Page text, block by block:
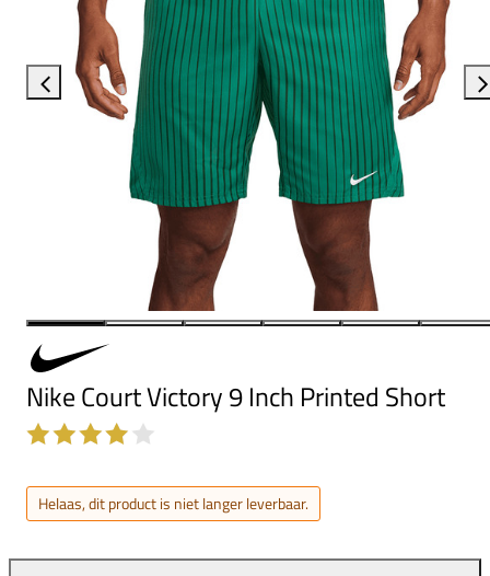
Nike Court Victory 9 Inch Printed Short
Helaas, dit product is niet langer leverbaar.